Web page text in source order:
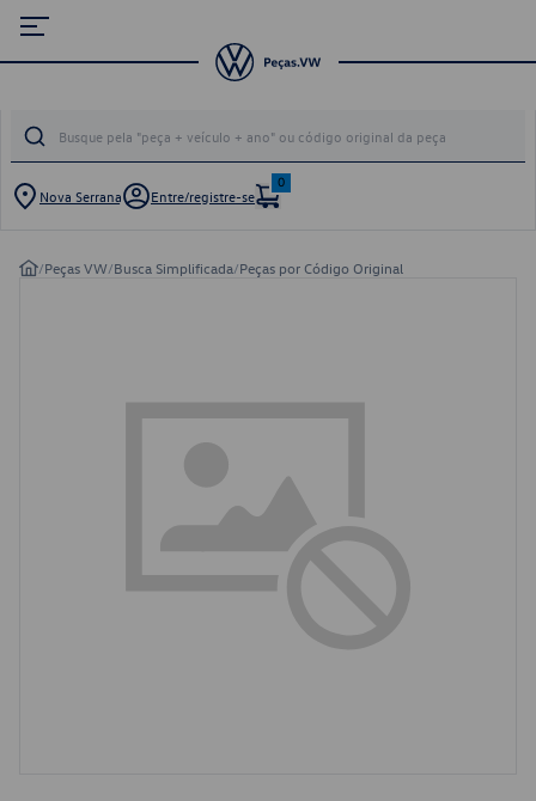
Nova Serrana Entre/registre-se
0
/Peças VW/Busca Simplificada/Peças por Código Original